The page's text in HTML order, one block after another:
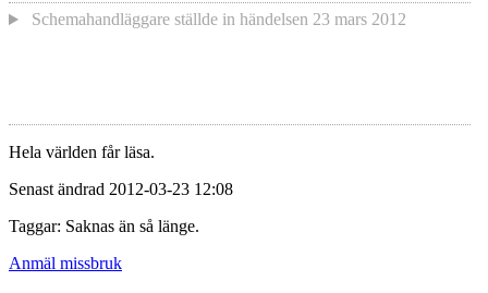
Schemahandläggare ställde in händelsen 23 mars 2012
Hela världen får läsa.
Senast ändrad 2012-03-23 12:08
Taggar: Saknas än så länge.
Anmäl missbruk